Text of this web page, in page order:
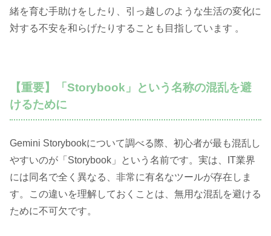
緒を育む手助けをしたり、引っ越しのような生活の変化に
対する不安を和らげたりすることも目指しています 。
【重要】「Storybook」という名称の混乱を避
けるために
Gemini Storybookについて調べる際、初心者が最も混乱し
やすいのが「Storybook」という名前です。実は、IT業界
には同名で全く異なる、非常に有名なツールが存在しま
す。この違いを理解しておくことは、無用な混乱を避ける
ために不可欠です。